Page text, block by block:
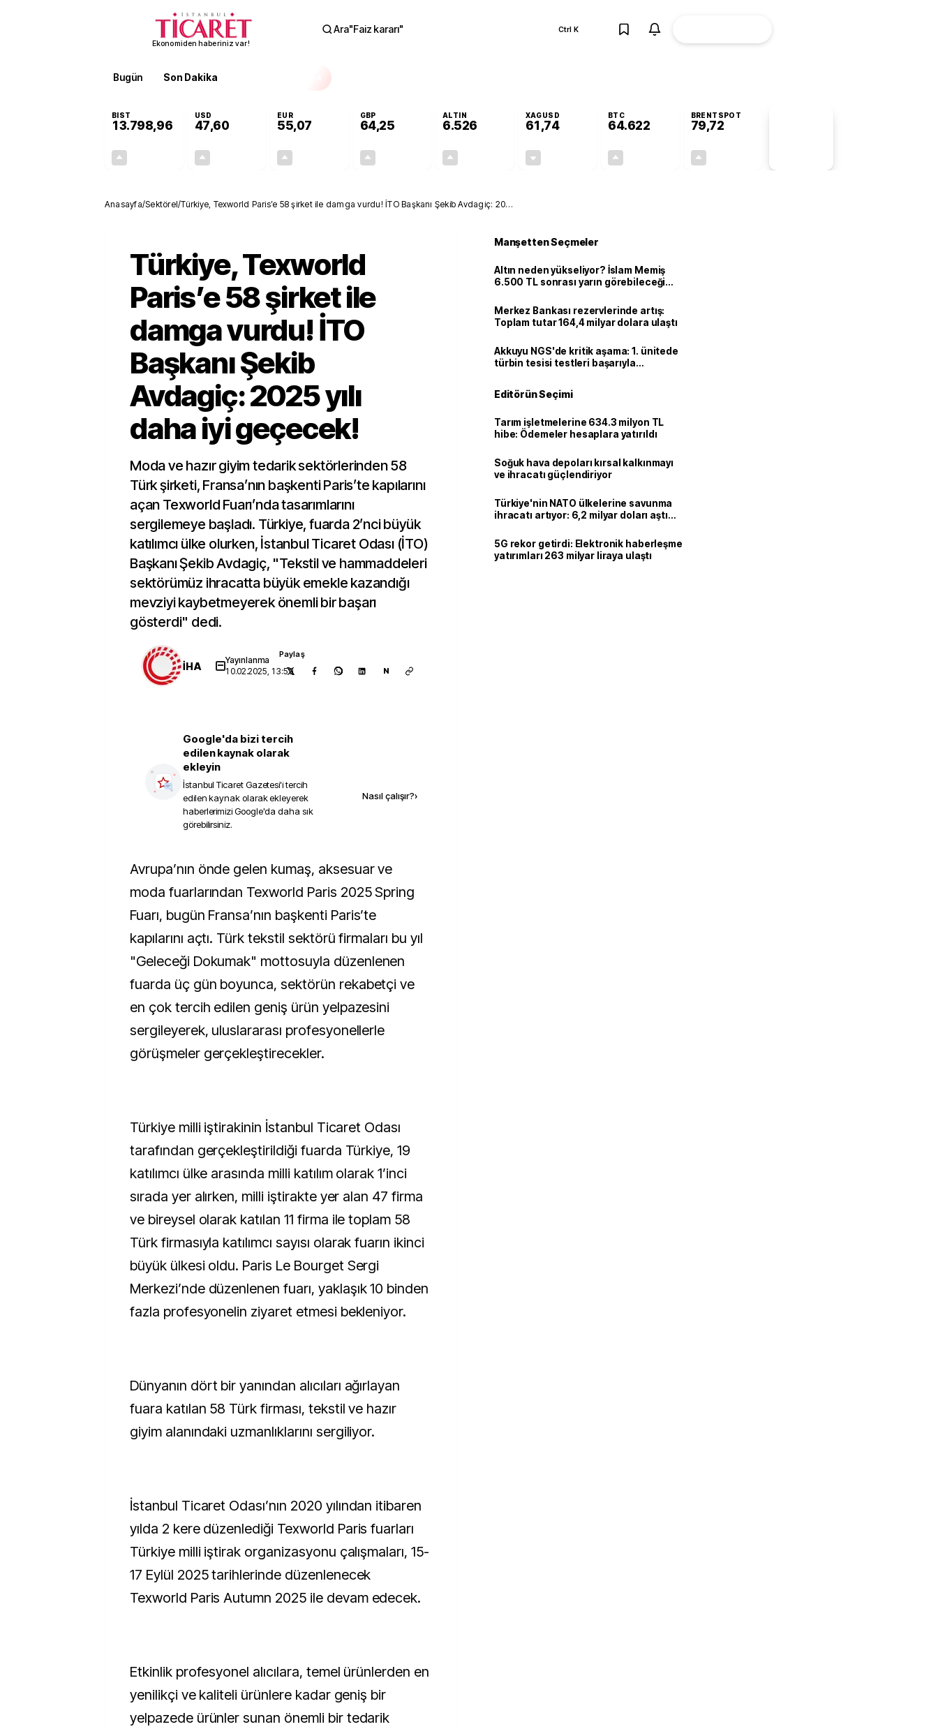
Ekonomiden haberiniz var!
Ara"Faiz kararı" Ctrl K
Bugün Son Dakika
BIST
13.798,96
USD
47,60
EUR
55,07
GBP
64,25
ALTIN
6.526
XAGUSD
61,74
BTC
64.622
BRENTSPOT
79,72
Anasayfa/Sektörel/Türkiye, Texworld Paris’e 58 şirket ile damga vurdu! İTO Başkanı Şekib Avdagiç: 2025
Türkiye, Texworld
Paris’e 58 şirket ile
damga vurdu! İTO
Başkanı Şekib
Avdagiç: 2025 yılı
daha iyi geçecek!
Moda ve hazır giyim tedarik sektörlerinden 58
Türk şirketi, Fransa’nın başkenti Paris’te kapılarını
açan Texworld Fuarı’nda tasarımlarını
sergilemeye başladı. Türkiye, fuarda 2’nci büyük
katılımcı ülke olurken, İstanbul Ticaret Odası (İTO)
Başkanı Şekib Avdagiç, "Tekstil ve hammaddeleri
sektörümüz ihracatta büyük emekle kazandığı
mevziyi kaybetmeyerek önemli bir başarı
gösterdi" dedi.
İHA
Yayınlanma
10.02.2025, 13:59
Paylaş
N
Google'da bizi tercih
edilen kaynak olarak
ekleyin
İstanbul Ticaret Gazetesi'i tercih
edilen kaynak olarak ekleyerek
haberlerimizi Google'da daha sık
görebilirsiniz.
Nasıl çalışır?›
Avrupa’nın önde gelen kumaş, aksesuar ve
moda fuarlarından Texworld Paris 2025 Spring
Fuarı, bugün Fransa’nın başkenti Paris’te
kapılarını açtı. Türk tekstil sektörü firmaları bu yıl
"Geleceği Dokumak" mottosuyla düzenlenen
fuarda üç gün boyunca, sektörün rekabetçi ve
en çok tercih edilen geniş ürün yelpazesini
sergileyerek, uluslararası profesyonellerle
görüşmeler gerçekleştirecekler.
Türkiye milli iştirakinin İstanbul Ticaret Odası
tarafından gerçekleştirildiği fuarda Türkiye, 19
katılımcı ülke arasında milli katılım olarak 1’inci
sırada yer alırken, milli iştirakte yer alan 47 firma
ve bireysel olarak katılan 11 firma ile toplam 58
Türk firmasıyla katılımcı sayısı olarak fuarın ikinci
büyük ülkesi oldu. Paris Le Bourget Sergi
Merkezi’nde düzenlenen fuarı, yaklaşık 10 binden
fazla profesyonelin ziyaret etmesi bekleniyor.
Dünyanın dört bir yanından alıcıları ağırlayan
fuara katılan 58 Türk firması, tekstil ve hazır
giyim alanındaki uzmanlıklarını sergiliyor.
İstanbul Ticaret Odası’nın 2020 yılından itibaren
yılda 2 kere düzenlediği Texworld Paris fuarları
Türkiye milli iştirak organizasyonu çalışmaları, 15-
17 Eylül 2025 tarihlerinde düzenlenecek
Texworld Paris Autumn 2025 ile devam edecek.
Etkinlik profesyonel alıcılara, temel ürünlerden en
yenilikçi ve kaliteli ürünlere kadar geniş bir
yelpazede ürünler sunan önemli bir tedarik
Manşetten Seçmeler
Altın neden yükseliyor? İslam Memiş
6.500 TL sonrası yarın görebileceği
Merkez Bankası rezervlerinde artış:
Toplam tutar 164,4 milyar dolara ulaştı
Akkuyu NGS'de kritik aşama: 1. ünitede
türbin tesisi testleri başarıyla
Editörün Seçimi
Tarım işletmelerine 634.3 milyon TL
hibe: Ödemeler hesaplara yatırıldı
Soğuk hava depoları kırsal kalkınmayı
ve ihracatı güçlendiriyor
Türkiye'nin NATO ülkelerine savunma
ihracatı artıyor: 6,2 milyar doları aştı
5G rekor getirdi: Elektronik haberleşme
yatırımları 263 milyar liraya ulaştı